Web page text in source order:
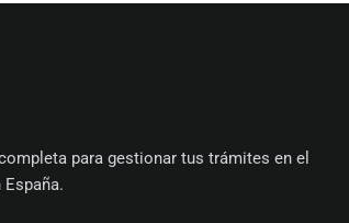
para gestionar tus trámites en el